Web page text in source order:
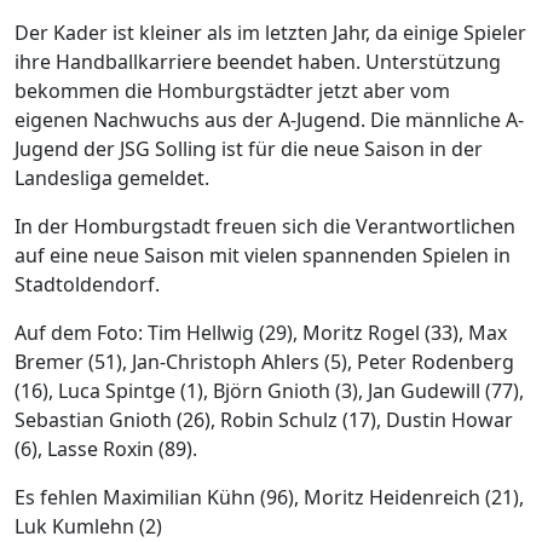
Der Kader ist kleiner als im letzten Jahr, da einige Spieler
ihre Handballkarriere beendet haben. Unterstützung
bekommen die Homburgstädter jetzt aber vom
eigenen Nachwuchs aus der A-Jugend. Die männliche A-
Jugend der JSG Solling ist für die neue Saison in der
Landesliga gemeldet.
In der Homburgstadt freuen sich die Verantwortlichen
auf eine neue Saison mit vielen spannenden Spielen in
Stadtoldendorf.
Auf dem Foto: Tim Hellwig (29), Moritz Rogel (33), Max
Bremer (51), Jan-Christoph Ahlers (5), Peter Rodenberg
(16), Luca Spintge (1), Björn Gnioth (3), Jan Gudewill (77),
Sebastian Gnioth (26), Robin Schulz (17), Dustin Howar
(6), Lasse Roxin (89).
Es fehlen Maximilian Kühn (96), Moritz Heidenreich (21),
Luk Kumlehn (2)